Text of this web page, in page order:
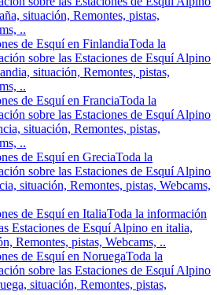
situación, Remontes, pistas,
..
de Esquí en FinlandiaToda la
sobre las Estaciones de Esquí Alpino
situación, Remontes, pistas,
..
de Esquí en FranciaToda la
sobre las Estaciones de Esquí Alpino
situación, Remontes, pistas,
..
de Esquí en GreciaToda la
sobre las Estaciones de Esquí Alpino
situación, Remontes, pistas, Webcams,
de Esquí en ItaliaToda la información
Estaciones de Esquí Alpino en italia,
Remontes, pistas, Webcams, ..
de Esquí en NoruegaToda la
sobre las Estaciones de Esquí Alpino
situación, Remontes, pistas,